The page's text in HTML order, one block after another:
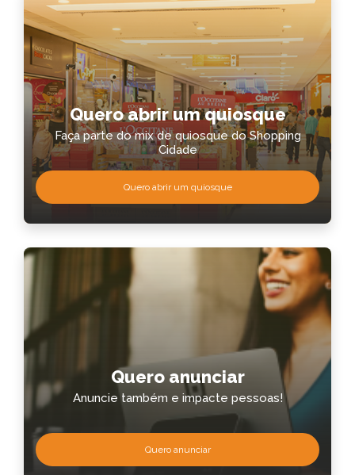
Quero abrir um quiosque
Faça parte do mix de quiosque do Shopping
Cidade
Quero abrir um quiosque
Quero anunciar
Anuncie também e impacte pessoas!
Quero anunciar